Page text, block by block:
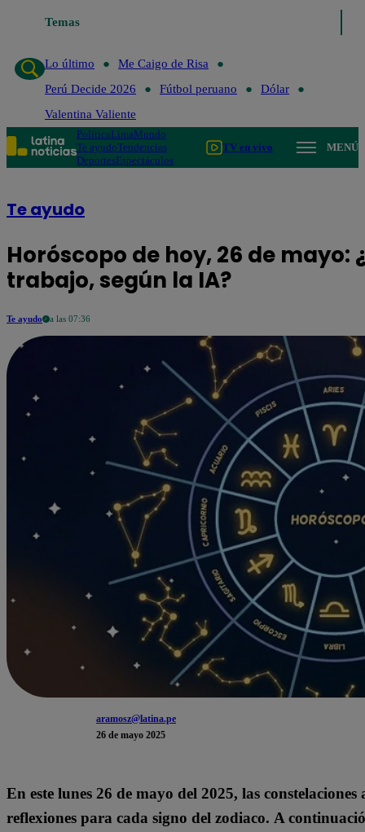
TemasLo último
Lo último
Me Caigo de Risa
Perú Decide 2026
Fútbol peruano
Dólar
Valentina Valiente
PolíticaLimaMundo
Te ayudoTendencias
DeportesEspectáculos
TV en vivo MENÚ
Te ayudo
Horóscopo de hoy, 26 de mayo:
trabajo, según la IA?
Te ayudo a las 07:36
aramosz@latina.pe
26 de mayo 2025
En este lunes 26 de mayo del 2025, las
reflexiones para cada signo del zodiaco. A